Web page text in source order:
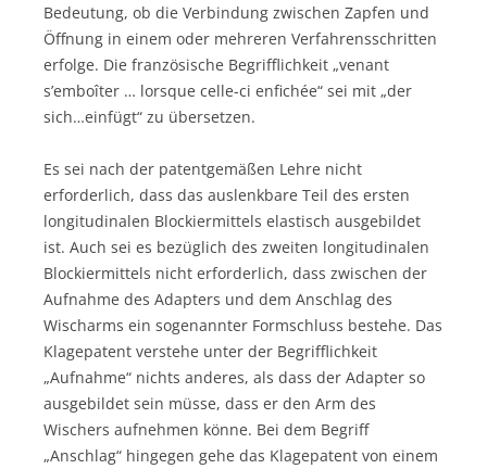
Bedeutung, ob die Verbindung zwischen Zapfen und
Öffnung in einem oder mehreren Verfahrensschritten
erfolge. Die französische Begrifflichkeit „venant
s’emboîter … lorsque celle-ci enfichée“ sei mit „der
sich…einfügt“ zu übersetzen.
Es sei nach der patentgemäßen Lehre nicht
erforderlich, dass das auslenkbare Teil des ersten
longitudinalen Blockiermittels elastisch ausgebildet
ist. Auch sei es bezüglich des zweiten longitudinalen
Blockiermittels nicht erforderlich, dass zwischen der
Aufnahme des Adapters und dem Anschlag des
Wischarms ein sogenannter Formschluss bestehe. Das
Klagepatent verstehe unter der Begrifflichkeit
„Aufnahme“ nichts anderes, als dass der Adapter so
ausgebildet sein müsse, dass er den Arm des
Wischers aufnehmen könne. Bei dem Begriff
„Anschlag“ hingegen gehe das Klagepatent von einem